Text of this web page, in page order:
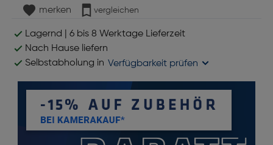
merken vergleichen
Lagernd | 6 bis 8 Werktage Lieferzeit
Nach Hause liefern
Selbstabholung in Verfügbarkeit prüfen